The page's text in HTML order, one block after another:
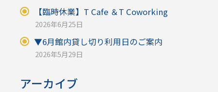
【臨時休業】T Cafe ＆T Coworking
2026年6月25日
▼6月館内貸し切り利用日のご案内
2026年5月29日
アーカイブ